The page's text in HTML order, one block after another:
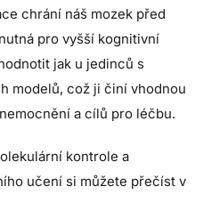
chrání náš mozek před
pro vyšší kognitivní
jak u jedinců s
modelů, což ji činí vhodnou
a cílů pro léčbu.
kontrole a
učení si můžete přečíst v